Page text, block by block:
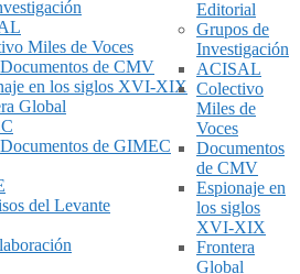
Miles de Voces
Documentos de CMV
en los siglos XVI-XIX
Global
Documentos de GIMEC
del Levante
Editorial
Grupos de
Investigación
ACISAL
Colectivo
Miles de
Voces
Documentos
de CMV
Espionaje en
los siglos
XVI-XIX
Frontera
Global